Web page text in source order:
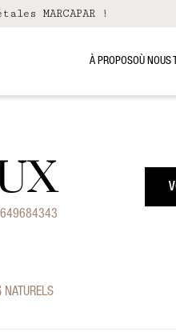
MARCAPAR !
À PROPOSOÙ NOUS
NATURELS